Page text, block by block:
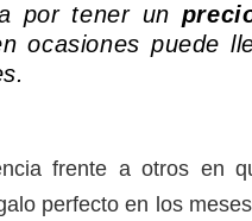
por tener un
ocasiones puede
frente a otros en
perfecto en los